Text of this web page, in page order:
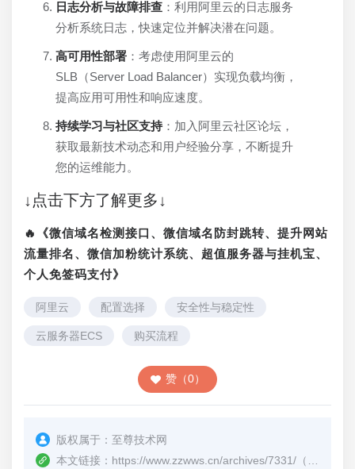
日志分析与故障排查 ：利用阿里云的日志服务
分析系统日志，快速定位并解决潜在问题。
高可用性部署 ：考虑使用阿里云的
SLB（Server Load Balancer）实现负载均衡，
提高应用可用性和响应速度。
持续学习与社区支持：加入阿里云社区论坛，
获取最新技术动态和用户经验分享，不断提升
您的运维能力。
↓点击下方了解更多↓
🔥《微信域名检测接口、微信域名防封跳转、提升网站
流量排名、微信加粉统计系统、超值服务器与挂机宝、
个人免签码支付》
阿里云 配置选择 安全性与稳定性
云服务器ECS 购买流程
赞（0）
版权属于： 至尊技术网
本文链接： https://www.zzwws.cn/archives/7331/ （转载时请注明本文出处及文章链接）